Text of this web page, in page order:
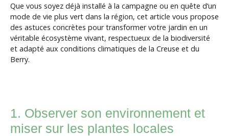
Que vous soyez déjà installé à la campagne ou en quête d’un
mode de vie plus vert dans la région, cet article vous propose
des astuces concrètes pour transformer votre jardin en un
véritable écosystème vivant, respectueux de la biodiversité
et adapté aux conditions climatiques de la Creuse et du
Berry.
1. Observer son environnement et
miser sur les plantes locales